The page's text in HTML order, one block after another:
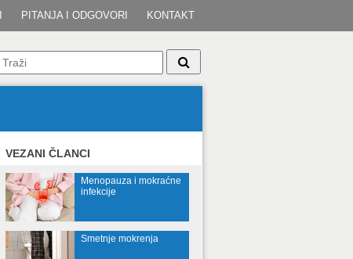
PITANJA I ODGOVORI KONTAKT
VEZANI ČLANCI
Menopauza i mokraćne
infekcije
Smetnje mokrenja